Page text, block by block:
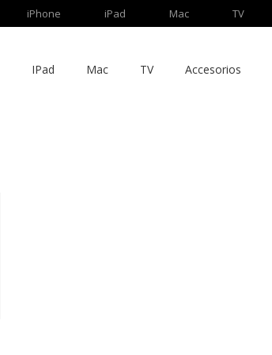
iPhone iPad Mac TV
IPad Mac TV Accesorios